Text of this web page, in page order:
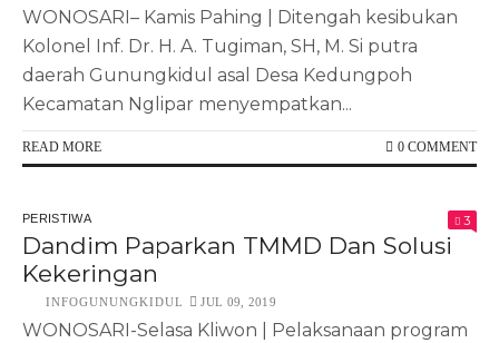
WONOSARI– Kamis Pahing | Ditengah kesibukan
Kolonel Inf. Dr. H. A. Tugiman, SH, M. Si putra
daerah Gunungkidul asal Desa Kedungpoh
Kecamatan Nglipar menyempatkan...
READ MORE 0 COMMENT
PERISTIWA 3
Dandim Paparkan TMMD Dan Solusi
Kekeringan
INFOGUNUNGKIDUL JUL 09, 2019
WONOSARI-Selasa Kliwon | Pelaksanaan program